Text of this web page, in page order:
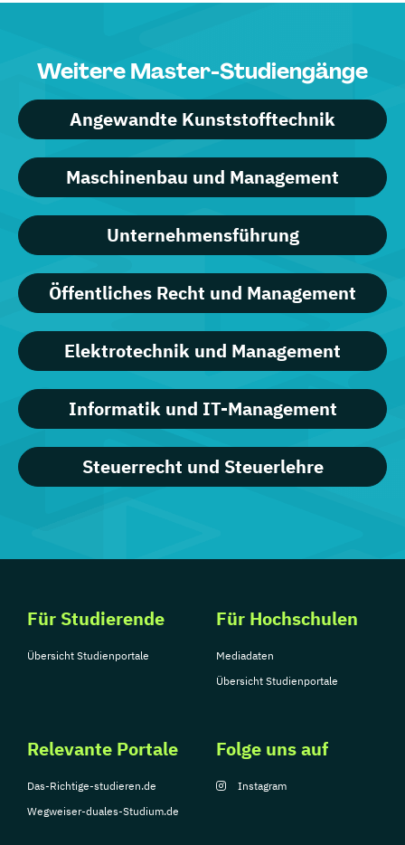
Weitere Master-Studiengänge
Angewandte Kunststofftechnik
Maschinenbau und Management
Unternehmensführung
Öffentliches Recht und Management
Elektrotechnik und Management
Informatik und IT-Management
Steuerrecht und Steuerlehre
Für Studierende
Übersicht Studienportale
Für Hochschulen
Mediadaten
Übersicht Studienportale
Relevante Portale
Das-Richtige-studieren.de
Wegweiser-duales-Studium.de
Folge uns auf
Instagram